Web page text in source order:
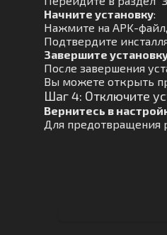
Начните установку:
Нажмите на APK-
Подтвердите
Завершите
После завершения
Вы можете открыть
Шаг 4: Отключите
Вернитесь в
Для предотвращения